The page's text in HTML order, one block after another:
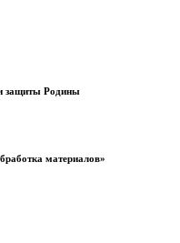
и защиты Родины
материалов»